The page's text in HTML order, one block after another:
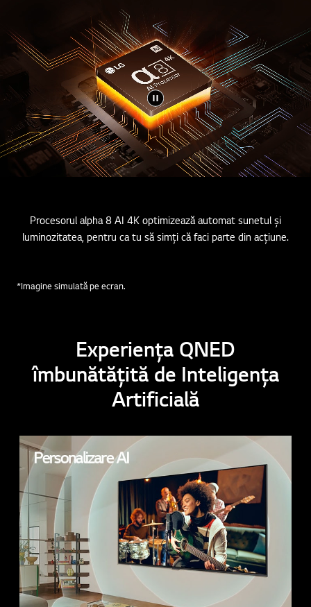
Procesorul alpha 8 AI 4K optimizează automat sunetul și
luminozitatea, pentru ca tu să simți că faci parte din acțiune.
*Imagine simulată pe ecran.
Experiența QNED
îmbunătățită de Inteligența
Artificială